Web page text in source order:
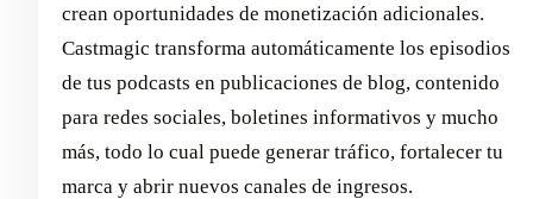
crean oportunidades de monetización adicionales.
Castmagic transforma automáticamente los episodios
de tus podcasts en publicaciones de blog, contenido
para redes sociales, boletines informativos y mucho
más, todo lo cual puede generar tráfico, fortalecer tu
marca y abrir nuevos canales de ingresos.